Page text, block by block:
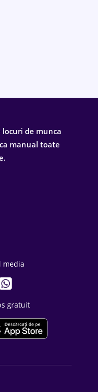
locuri de munca
manual toate
media
gratuit